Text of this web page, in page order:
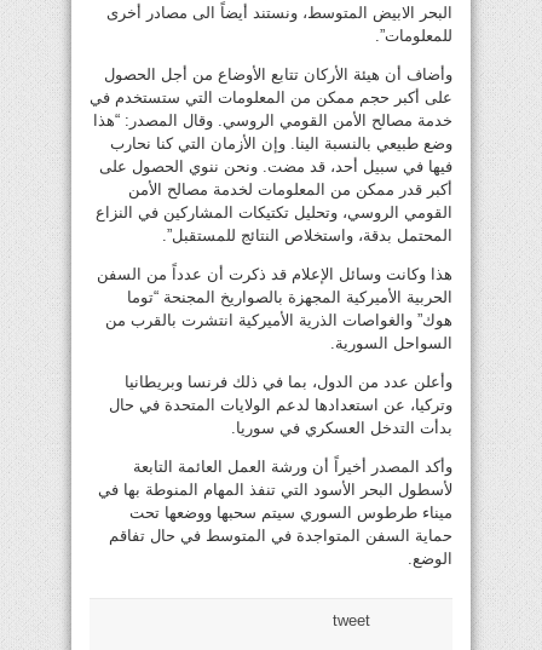
البحر الابيض المتوسط، ونستند أيضاً الى مصادر أخرى
للمعلومات”.
وأضاف أن هيئة الأركان تتابع الأوضاع من أجل الحصول
على أكبر حجم ممكن من المعلومات التي ستستخدم في
خدمة مصالح الأمن القومي الروسي. وقال المصدر: “هذا
وضع طبيعي بالنسبة الينا. وإن الأزمان التي كنا نحارب
فيها في سبيل أحد، قد مضت. ونحن ننوي الحصول على
أكبر قدر ممكن من المعلومات لخدمة مصالح الأمن
القومي الروسي، وتحليل تكتيكات المشاركين في النزاع
المحتمل بدقة، واستخلاص النتائج للمستقبل”.
هذا وكانت وسائل الإعلام قد ذكرت أن عدداً من السفن
الحربية الأميركية المجهزة بالصواريخ المجنحة “توما
هوك” والغواصات الذرية الأميركية انتشرت بالقرب من
السواحل السورية.
وأعلن عدد من الدول، بما في ذلك فرنسا وبريطانيا
وتركيا، عن استعدادها لدعم الولايات المتحدة في حال
بدأت التدخل العسكري في سوريا.
وأكد المصدر أخيراً أن ورشة العمل العائمة التابعة
لأسطول البحر الأسود التي تنفذ المهام المنوطة بها في
ميناء طرطوس السوري سيتم سحبها ووضعها تحت
حماية السفن المتواجدة في المتوسط في حال تفاقم
الوضع.
tweet